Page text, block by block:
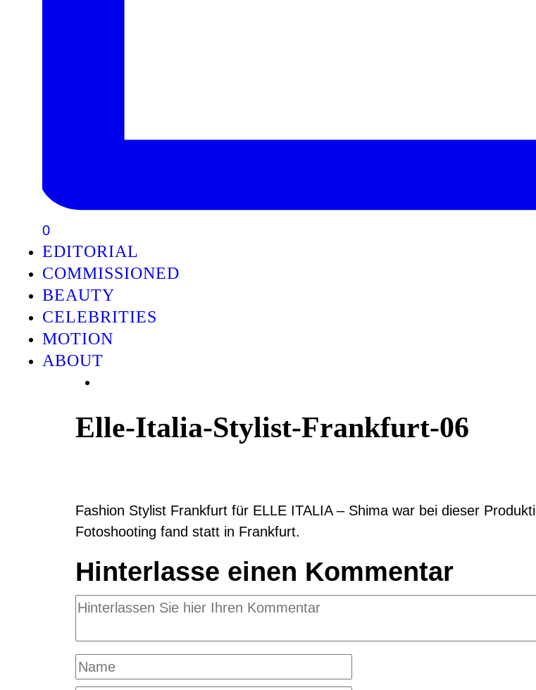
0
EDITORIAL
COMMISSIONED
BEAUTY
CELEBRITIES
MOTION
ABOUT
Elle-Italia-Stylist-Frankfurt-06
Fashion Stylist Frankfurt für ELLE ITALIA – Shima war bei dieser
Fotoshooting fand statt in Frankfurt.
Hinterlasse einen Kommentar